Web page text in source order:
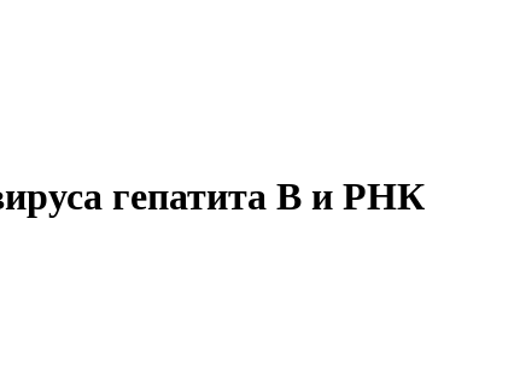
гепатита В и РНК